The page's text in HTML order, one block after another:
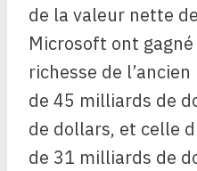
de la valeur nette
Microsoft ont
richesse de
de 45 milliards de
de dollars, et celle
de 31 milliards de